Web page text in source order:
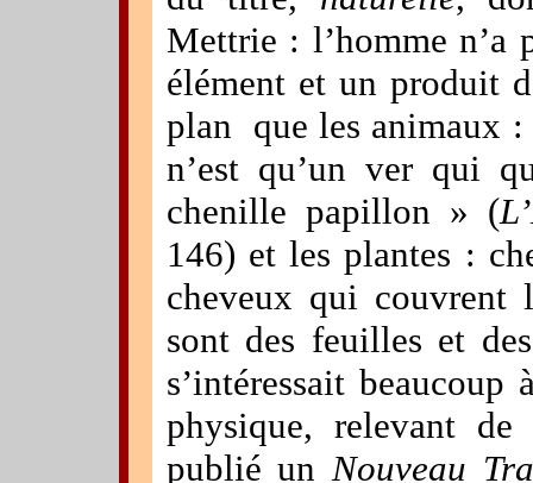
Mettrie : l’homme n’a
élément et un produit
plan que les animaux :
n’est qu’un ver qui
chenille papillon » (
146) et les plantes :
cheveux qui couvrent
sont des feuilles et
s’intéressait
physique, relevant
publié unNouveau